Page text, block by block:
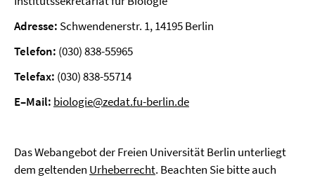
Adresse: Schwendenerstr. 1, 14195 Berlin
Telefon: (030) 838-55965
Telefax: (030) 838-55714
E–Mail: biologie@zedat.fu-berlin.de
Das Webangebot der Freien Universität Berlin unterliegt
dem geltenden Urheberrecht. Beachten Sie bitte auch